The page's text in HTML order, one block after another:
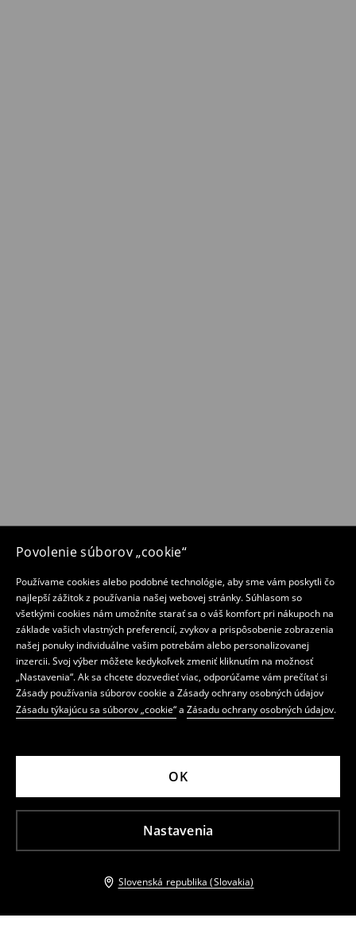
Povolenie súborov „cookie“
Používame cookies alebo podobné technológie, aby sme vám poskytli čo
najlepší zážitok z používania našej webovej stránky. Súhlasom so
všetkými cookies nám umožníte starať sa o váš komfort pri nákupoch na
základe vašich vlastných preferencií, zvykov a prispôsobenie zobrazenia
našej ponuky individuálne vašim potrebám alebo personalizovanej
inzercii. Svoj výber môžete kedykoľvek zmeniť kliknutím na možnosť
„Nastavenia“. Ak sa chcete dozvedieť viac, odporúčame vám prečítať si
Zásady používania súborov cookie a Zásady ochrany osobných údajov
Zásadu týkajúcu sa súborov „cookie“a Zásadu ochrany osobných údajov.
Nastavenia
OK
Slovenská republika (Slovakia)